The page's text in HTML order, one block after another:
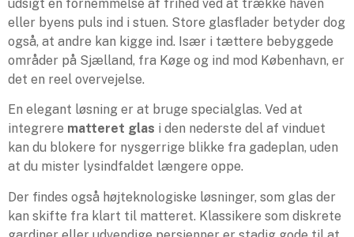
udsigt en fornemmelse af frihed ved at trække haven
eller byens puls ind i stuen. Store glasflader betyder dog
også, at andre kan kigge ind. Især i tættere bebyggede
områder på Sjælland, fra Køge og ind mod København, er
det en reel overvejelse.
En elegant løsning er at bruge specialglas. Ved at
integrere matteret glas i den nederste del af vinduet
kan du blokere for nysgerrige blikke fra gadeplan, uden
at du mister lysindfaldet længere oppe.
Der findes også højteknologiske løsninger, som glas der
kan skifte fra klart til matteret. Klassikere som diskrete